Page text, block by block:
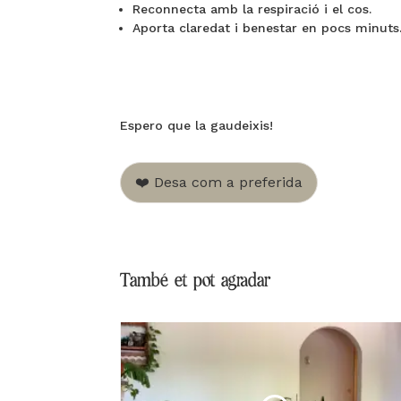
Reconnecta amb la respiració i el cos.
Aporta claredat i benestar en pocs
Espero que la gaudeixis!
❤️ Desa com a preferida
També et pot agradar